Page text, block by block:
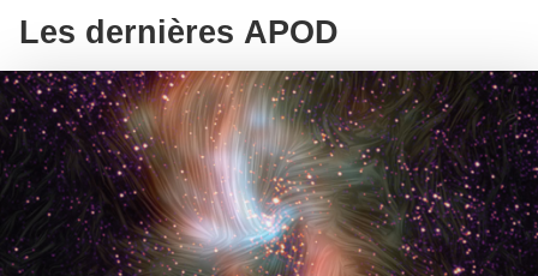
Les dernières APOD